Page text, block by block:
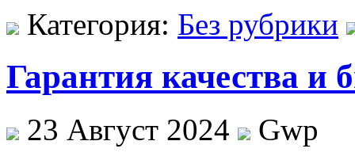
Категория: Без рубрики
Гарантия качества
23 Август 2024
Gwp